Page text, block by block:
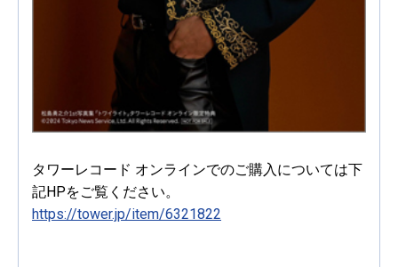
タワーレコード オンラインでのご購入については下
記HPをご覧ください。
https://tower.jp/item/6321822